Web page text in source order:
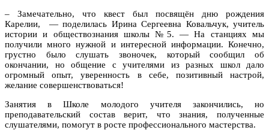
– Замечательно, что квест был посвящён дню рождения
Карелии, — поделилась Ирина Сергеевна Ковальчук, учитель
истории и обществознания школы №5. — На станциях мы
получили много нужной и интересной информации. Конечно,
грустно было слушать звоночек, который сообщил об
окончании, но общение с учителями из разных школ дало
огромный опыт, уверенность в себе, позитивный настрой,
желание совершенствоваться!
Занятия в Школе молодого учителя закончились, но
преподавательский состав верит, что знания, полученные
слушателями, помогут в росте профессионального мастерства.